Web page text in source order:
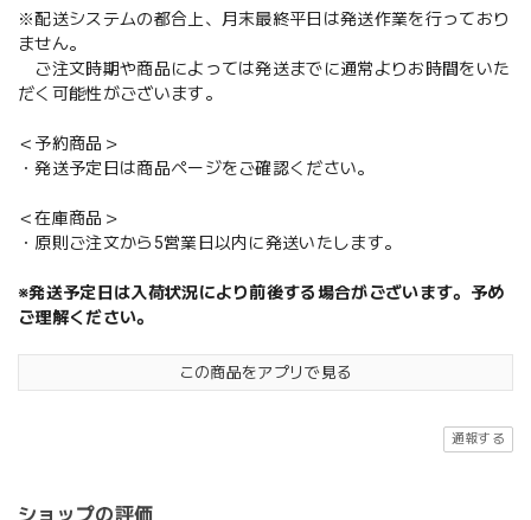
※配送システムの都合上、月末最終平日は発送作業を行っており
ません。
ご注文時期や商品によっては発送までに通常よりお時間をいた
だく可能性がございます。
＜予約商品＞
・発送予定日は商品ページをご確認ください。
＜在庫商品＞
・原則ご注文から5営業日以内に発送いたします。
※発送予定日は入荷状況により前後する場合がございます。予め
ご理解ください。
この商品をアプリで見る
通報する
ショップの評価